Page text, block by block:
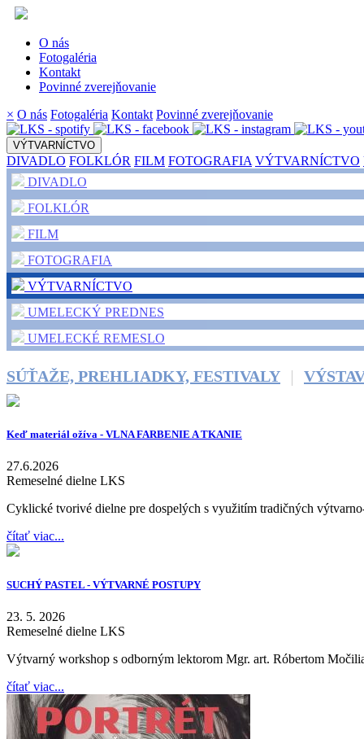
O nás
Fotogaléria
Kontakt
Povinné zverejňovanie
× O nás Fotogaléria Kontakt Povinné zverejňovanie
VÝTVARNÍCTVO
DIVADLO FOLKLÓR FILM FOTOGRAFIA VÝTVARNÍCTVO
DIVADLO
FOLKLÓR
FILM
FOTOGRAFIA
VÝTVARNÍCTVO
UMELECKÝ PREDNES
UMELECKÉ REMESLO
SÚŤAŽE, PREHLIADKY, FESTIVALY
Keď materiál ožíva - VLNA FARBENIE A TKANIE
27.6.2026
Remeselné dielne LKS
Cyklické tvorivé dielne pre dospelých s využitím tradičných
čítať viac...
SUCHÝ PASTEL - VÝTVARNÉ POSTUPY
23. 5. 2026
Remeselné dielne LKS
Výtvarný workshop s odborným lektorom Mgr. art. Róbertom
čítať viac...